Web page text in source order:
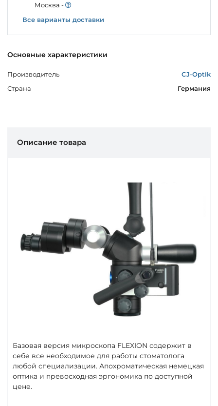
Основные характеристики
Производитель
CJ-Optik
Страна
Германия
Моcква -
Все варианты доставки
Описание товара
Базовая версия микроскопа FLEXION содержит в
себе все необходимое для работы стоматолога
любой специализации. Апохроматическая немецкая
оптика и превосходная эргономика по доступной
цене.